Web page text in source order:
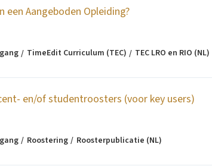
een Aangeboden Opleiding?
TimeEdit Curriculum (TEC) TEC LRO en RIO (NL)
en/of studentroosters (voor key users)
Roostering Roosterpublicatie (NL)